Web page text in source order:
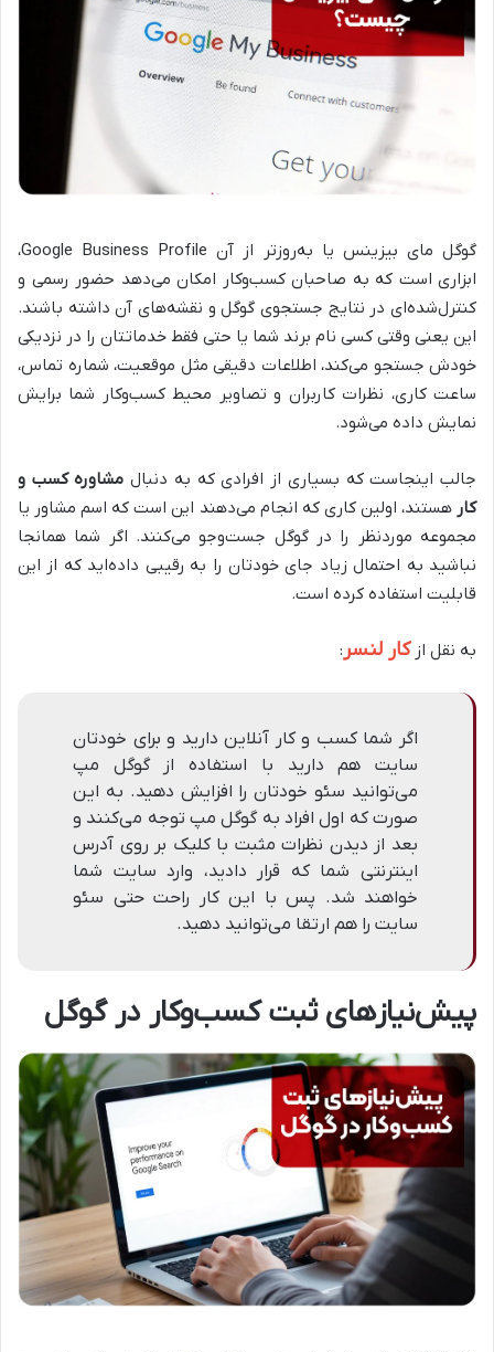
گوگل مای بیزینس یا به‌روزتر از آن Google Business Profile،
ابزاری است که به صاحبان کسب‌وکار امکان می‌دهد حضور رسمی و
کنترل‌شده‌ای در نتایج جستجوی گوگل و نقشه‌های آن داشته باشند.
این یعنی وقتی کسی نام برند شما یا حتی فقط خدماتتان را در نزدیکی
خودش جستجو می‌کند، اطلاعات دقیقی مثل موقعیت، شماره تماس،
ساعت کاری، نظرات کاربران و تصاویر محیط کسب‌وکار شما برایش
نمایش داده می‌شود.
جالب اینجاست که بسیاری از افرادی که به دنبال مشاوره کسب و
کار هستند، اولین کاری که انجام می‌دهند این است که اسم مشاور یا
مجموعه موردنظر را در گوگل جست‌وجو می‌کنند. اگر شما همانجا
نباشید به احتمال زیاد جای خودتان را به رقیبی داده‌اید که از این
قابلیت استفاده کرده است.
به نقل ازکار لنسر :
اگر شما کسب و کار آنلاین دارید و برای خودتان
سایت هم دارید با استفاده از گوگل مپ
می‌توانید سئو خودتان را افزایش دهید. به این
صورت که اول افراد به گوگل مپ توجه می‌کنند و
بعد از دیدن نظرات مثبت با کلیک بر روی آدرس
اینترنتی شما که قرار دادید، وارد سایت شما
خواهند شد. پس با این کار راحت حتی سئو
سایت را هم ارتقا می‌توانید دهید.
پیش‌نیازهای ثبت کسب‌وکار در گوگل